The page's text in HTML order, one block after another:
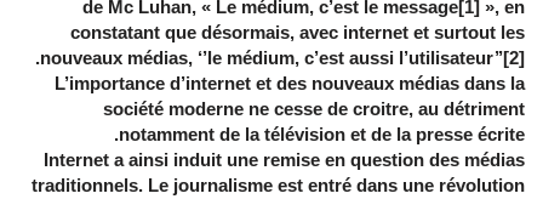
de Mc Luhan, « Le médium, c’est le message[1] », en
constatant que désormais, avec internet et surtout les
nouveaux médias, ‘’le médium, c’est aussi l’utilisateur’’[2].
L’importance d’internet et des nouveaux médias dans la
société moderne ne cesse de croitre, au détriment
notamment de la télévision et de la presse écrite.
Internet a ainsi induit une remise en question des médias
traditionnels. Le journalisme est entré dans une révolution